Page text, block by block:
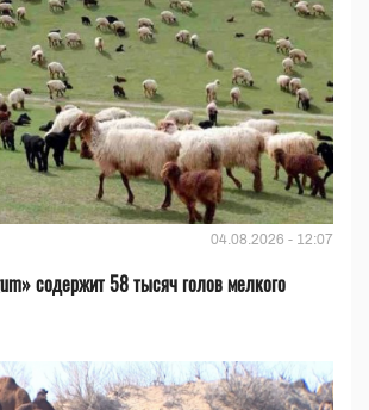
04.08.2026 - 12:07
содержит 58 тысяч голов мелкого